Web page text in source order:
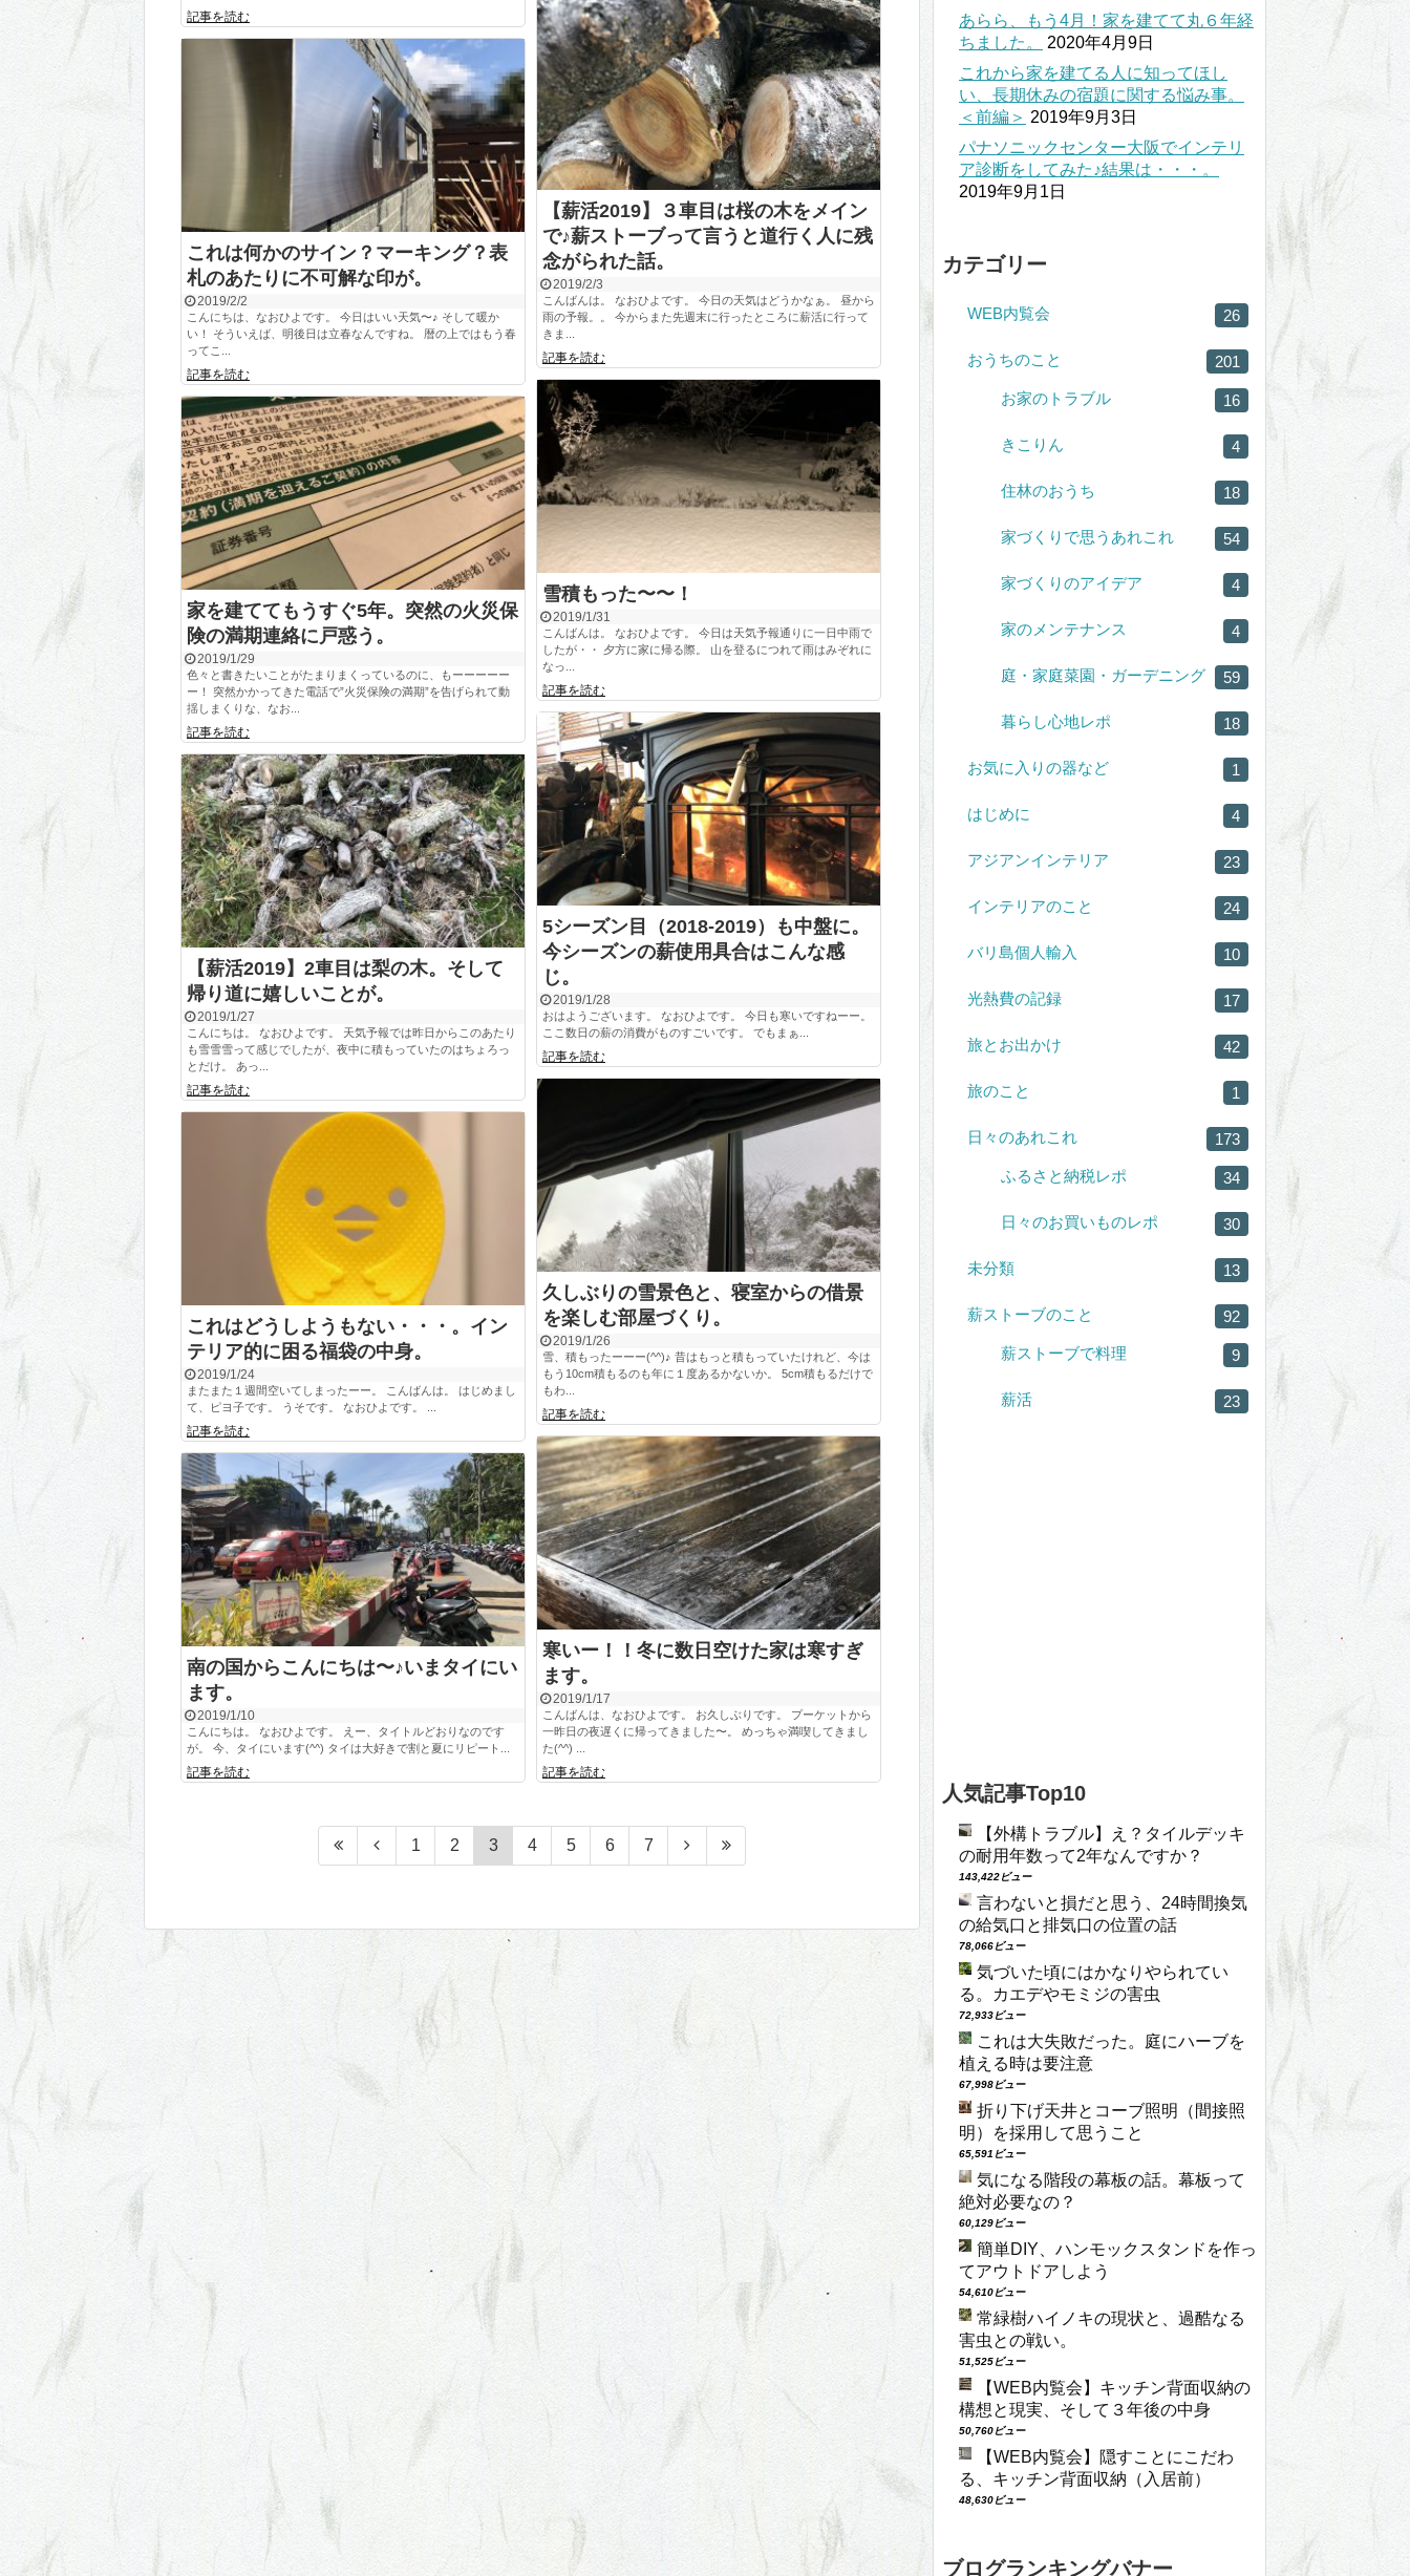
記事を読む
【薪活2019】３車目は桜の木をメイン
で♪薪ストーブって言うと道行く人に残
念がられた話。
2019/2/3
こんばんは。 なおひよです。 今日の天気はどうかなぁ。 昼から
雨の予報。。 今からまた先週末に行ったところに薪活に行って
きま...
記事を読む
これは何かのサイン？マーキング？表
札のあたりに不可解な印が。
2019/2/2
こんにちは、なおひよです。 今日はいい天気〜♪ そして暖か
い！ そういえば、明後日は立春なんですね。 暦の上ではもう春
ってこ...
記事を読む
雪積もった〜〜！
2019/1/31
こんばんは。 なおひよです。 今日は天気予報通りに一日中雨で
したが・・ 夕方に家に帰る際。 山を登るにつれて雨はみぞれに
なっ...
記事を読む
家を建ててもうすぐ5年。突然の火災保
険の満期連絡に戸惑う。
2019/1/29
色々と書きたいことがたまりまくっているのに、もーーーーー
ー！ 突然かかってきた電話で”火災保険の満期”を告げられて動
揺しまくりな、なお...
記事を読む
5シーズン目（2018-2019）も中盤に。
今シーズンの薪使用具合はこんな感
じ。
2019/1/28
おはようございます。 なおひよです。 今日も寒いですねーー。
ここ数日の薪の消費がものすごいです。 でもまぁ...
記事を読む
【薪活2019】2車目は梨の木。そして
帰り道に嬉しいことが。
2019/1/27
こんにちは。 なおひよです。 天気予報では昨日からこのあたり
も雪雪雪って感じでしたが、夜中に積もっていたのはちょろっ
とだけ。 あっ...
記事を読む
久しぶりの雪景色と、寝室からの借景
を楽しむ部屋づくり。
2019/1/26
雪、積もったーーー(^^)♪ 昔はもっと積もっていたけれど、今は
もう10cm積もるのも年に１度あるかないか。 5cm積もるだけで
もわ...
記事を読む
これはどうしようもない・・・。イン
テリア的に困る福袋の中身。
2019/1/24
またまた１週間空いてしまったーー。 こんばんは。 はじめまし
て、ピヨ子です。 うそです。 なおひよです。 ...
記事を読む
寒いー！！冬に数日空けた家は寒すぎ
ます。
2019/1/17
こんばんは、なおひよです。 お久しぶりです。 プーケットから
一昨日の夜遅くに帰ってきました〜。 めっちゃ満喫してきまし
た(^^) ...
記事を読む
南の国からこんにちは〜♪いまタイにい
ます。
2019/1/10
こんにちは。 なおひよです。 えー、タイトルどおりなのです
が。 今、タイにいます(^^) タイは大好きで割と夏にリピート...
記事を読む
1 2 3 4 5 6 7
あらら、もう4月！家を建てて丸６年経
ちました。
2020年4月9日
これから家を建てる人に知ってほし
い、長期休みの宿題に関する悩み事。
＜前編＞ 2019年9月3日
パナソニックセンター大阪でインテリ
ア診断をしてみた♪結果は・・・。
2019年9月1日
カテゴリー
WEB内覧会 26
おうちのこと 201
お家のトラブル 16
きこりん 4
住林のおうち 18
家づくりで思うあれこれ 54
家づくりのアイデア 4
家のメンテナンス 4
庭・家庭菜園・ガーデニング 59
暮らし心地レポ 18
お気に入りの器など 1
はじめに 4
アジアンインテリア 23
インテリアのこと 24
バリ島個人輸入 10
光熱費の記録 17
旅とお出かけ 42
旅のこと 1
日々のあれこれ 173
ふるさと納税レポ 34
日々のお買いものレポ 30
未分類 13
薪ストーブのこと 92
薪ストーブで料理 9
薪活 23
人気記事Top10
【外構トラブル】え？タイルデッキ
の耐用年数って2年なんですか？
143,422ビュー
言わないと損だと思う、24時間換気
の給気口と排気口の位置の話
78,066ビュー
気づいた頃にはかなりやられてい
る。カエデやモミジの害虫
72,933ビュー
これは大失敗だった。庭にハーブを
植える時は要注意
67,998ビュー
折り下げ天井とコーブ照明（間接照
明）を採用して思うこと
65,591ビュー
気になる階段の幕板の話。幕板って
絶対必要なの？
60,129ビュー
簡単DIY、ハンモックスタンドを作っ
てアウトドアしよう
54,610ビュー
常緑樹ハイノキの現状と、過酷なる
害虫との戦い。
51,525ビュー
【WEB内覧会】キッチン背面収納の
構想と現実、そして３年後の中身
50,760ビュー
【WEB内覧会】隠すことにこだわ
る、キッチン背面収納（入居前）
48,630ビュー
ブログランキングバナー